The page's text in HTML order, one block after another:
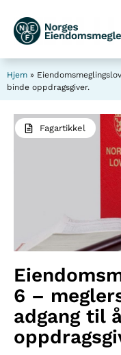
Hjem »
binde oppdragsgiver.
Fagartikkel
6 –
adgang til